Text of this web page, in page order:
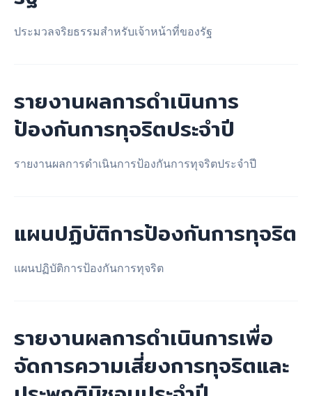
ประมวลจริยธรรมสำหรับเจ้าหน้าที่ของรัฐ
รายงานผลการดำเนินการ
ป้องกันการทุจริตประจำปี
รายงานผลการดำเนินการป้องกันการทุจริตประจำปี
แผนปฏิบัติการป้องกันการทุจริต
แผนปฏิบัติการป้องกันการทุจริต
รายงานผลการดำเนินการเพื่อ
จัดการความเสี่ยงการทุจริตและ